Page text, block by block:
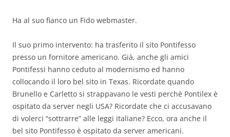
Ha al suo fianco un Fido webmaster.
Il suo primo intervento: ha trasferito il sito Pontifesso
presso un fornitore americano. Già, anche gli amici
Pontifessi hanno ceduto al modernismo ed hanno
collocando il loro bel sito in Texas. Ricordate quando
Brunello e Carletto si strappavano le vesti perchè Pontilex è
ospitato da server negli USA? Ricordate che ci accusavano
di volerci “sottrarre” alle leggi italiane? Ecco, ora anche il
bel sito Pontifesso è ospitato da server americani.